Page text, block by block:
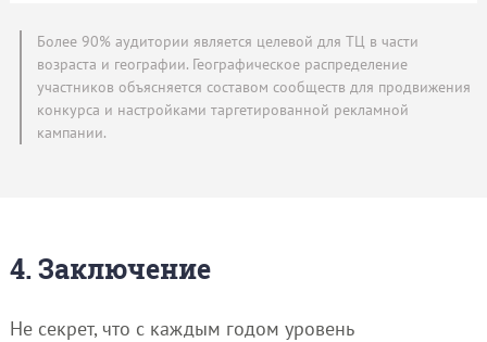
Более 90% аудитории является целевой для ТЦ в части
возраста и географии. Географическое распределение
участников объясняется составом сообществ для продвижения
конкурса и настройками таргетированной рекламной
кампании.
4. Заключение
Не секрет, что с каждым годом уровень